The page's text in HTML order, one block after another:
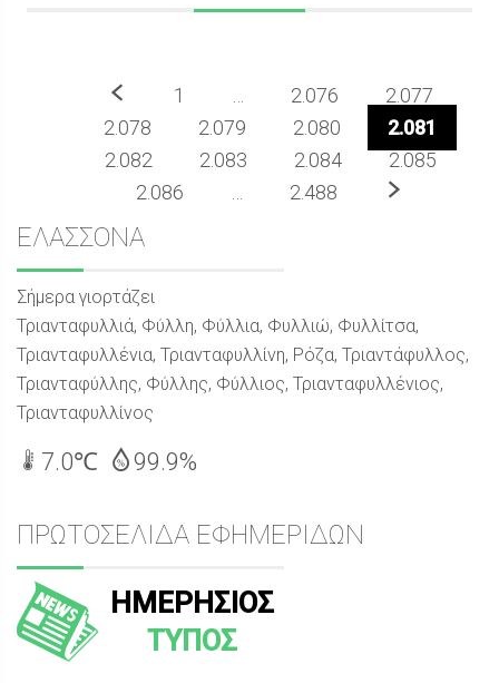
Προηγούμενο
1 2.076
2.077
2.078
2.079 2.080
2.081
2.082
2.083 2.084
2.085
2.086
2.488 Επόμενο
Sidebar
ΕΛΑΣΣΟΝΑ
Σήμερα γιορτάζει
Τριανταφυλλιά, Φύλλη, Φύλλια, Φυλλιώ, Φυλλίτσα,
Τριανταφυλλένια, Τριανταφυλλίνη, Ρόζα, Τριαντάφυλλος,
Τριανταφύλλης, Φύλλης, Φύλλιος, Τριανταφυλλένιος,
Τριανταφυλλίνος
7.0℃ 99.9%
ΠΡΩΤΟΣΕΛΙΔΑ ΕΦΗΜΕΡΙΔΩΝ
ΗΜΕΡΗΣΙΟΣ
ΤΥΠΟΣ